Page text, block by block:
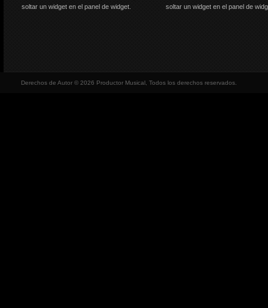
soltar un widget en el panel de widget.
soltar un widget en el panel de
Derechos de Autor © 2026 Productor Musical, Todos los derechos reservados.